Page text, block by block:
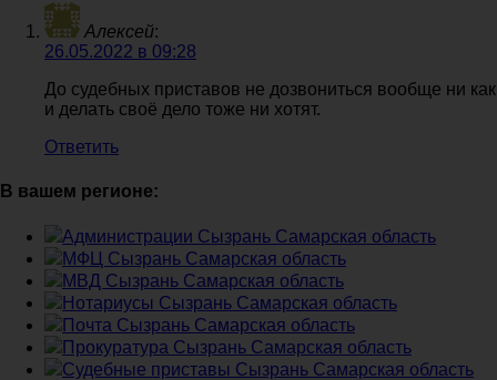
Алексей:
26.05.2022 в 09:28
До судебных приставов не дозвониться вообще ни как
и делать своё дело тоже ни хотят.
Ответить
В вашем регионе:
Администрации Сызрань Самарская область
МФЦ Сызрань Самарская область
МВД Сызрань Самарская область
Нотариусы Сызрань Самарская область
Почта Сызрань Самарская область
Прокуратура Сызрань Самарская область
Судебные приставы Сызрань Самарская область